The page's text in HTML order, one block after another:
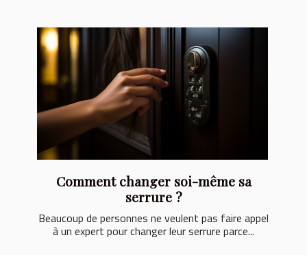
Comment changer soi-même sa
serrure ?
Beaucoup de personnes ne veulent pas faire appel
à un expert pour changer leur serrure parce...